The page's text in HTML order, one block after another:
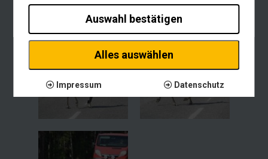
Auswahl bestätigen
Alles auswählen
Impressum Datenschutz